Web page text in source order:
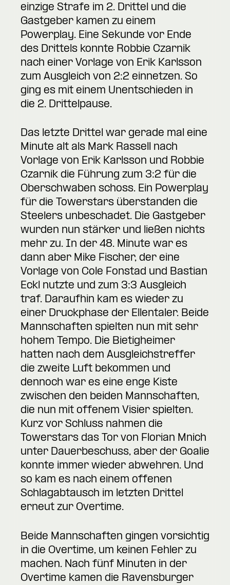
einzige Strafe im 2. Drittel und die
Gastgeber kamen zu einem
Powerplay. Eine Sekunde vor Ende
des Drittels konnte Robbie Czarnik
nach einer Vorlage von Erik Karlsson
zum Ausgleich von 2:2 einnetzen. So
ging es mit einem Unentschieden in
die 2. Drittelpause.
Das letzte Drittel war gerade mal eine
Minute alt als Mark Rassell nach
Vorlage von Erik Karlsson und Robbie
Czarnik die Führung zum 3:2 für die
Oberschwaben schoss. Ein Powerplay
für die Towerstars überstanden die
Steelers unbeschadet. Die Gastgeber
wurden nun stärker und ließen nichts
mehr zu. In der 48. Minute war es
dann aber Mike Fischer, der eine
Vorlage von Cole Fonstad und Bastian
Eckl nutzte und zum 3:3 Ausgleich
traf. Daraufhin kam es wieder zu
einer Druckphase der Ellentaler. Beide
Mannschaften spielten nun mit sehr
hohem Tempo. Die Bietigheimer
hatten nach dem Ausgleichstreffer
die zweite Luft bekommen und
dennoch war es eine enge Kiste
zwischen den beiden Mannschaften,
die nun mit offenem Visier spielten.
Kurz vor Schluss nahmen die
Towerstars das Tor von Florian Mnich
unter Dauerbeschuss, aber der Goalie
konnte immer wieder abwehren. Und
so kam es nach einem offenen
Schlagabtausch im letzten Drittel
erneut zur Overtime.
Beide Mannschaften gingen vorsichtig
in die Overtime, um keinen Fehler zu
machen. Nach fünf Minuten in der
Overtime kamen die Ravensburger